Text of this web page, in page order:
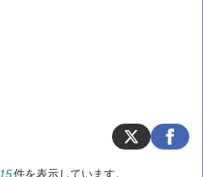
15件を表示しています。